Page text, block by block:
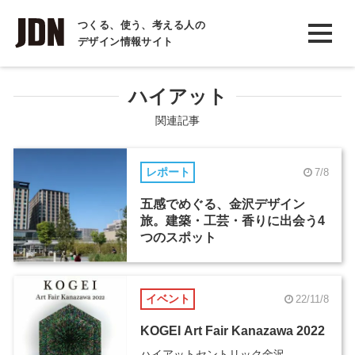
つくる、使う、考える人の
デザイン情報サイト
INTERVIEW
インタビュー
COLUMN
ハイアット
関連記事
レポート 7/8
五感でめぐる、金沢デザイン
旅。建築・工芸・香りに出会う4
つのスポット
イベント 22/11/8
KOGEI Art Fair Kanazawa 2022